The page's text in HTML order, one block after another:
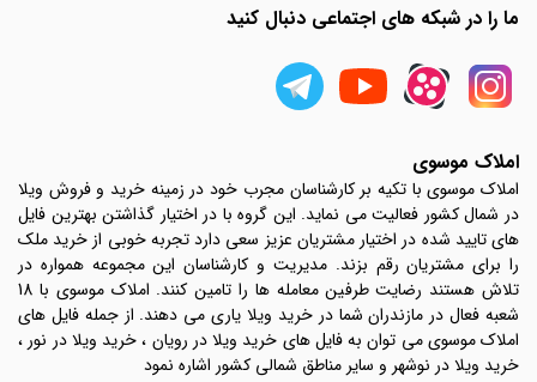
ما را در شبکه های اجتماعی دنبال کنید
املاک موسوی
املاک موسوی با تکیه بر کارشناسان مجرب خود در زمینه خرید و فروش ویلا
در شمال کشور فعالیت می نماید. این گروه با در اختیار گذاشتن بهترین فایل
های تایید شده در اختیار مشتریان عزیز سعی دارد تجربه خوبی از خرید ملک
را برای مشتریان رقم بزند. مدیریت و کارشناسان این مجموعه همواره در
تلاش هستند رضایت طرفین معامله ها را تامین کنند. املاک موسوی با 18
شعبه فعال در مازندران شما در خرید ویلا یاری می دهند. از جمله فایل های
املاک موسوی می توان به فایل های خرید ویلا در رویان ، خرید ویلا در نور ،
خرید ویلا در نوشهر و سایر مناطق شمالی کشور اشاره نمود